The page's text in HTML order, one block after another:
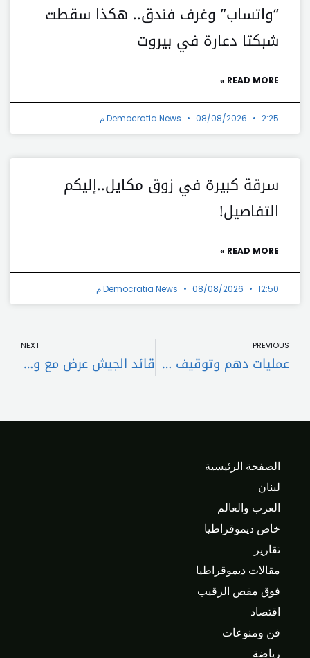
“واتساب” وغرف فندق.. هكذا سقطت
شبكتا دعارة في بيروت
READ MORE »
Democratia News 08/08/2026 2:25 م
سرقة كبيرة في زوق مكايل..إليكم
التفاصيل!
READ MORE »
Democratia News 08/08/2026 12:50 م
PREVIOUS
عمليات دهم وتوقيف 11 مطلوباً
NEXT
قائد الجيش عرض مع وزيرة الخارجية الألمانية للتطوّرات
الصفحة الرئيسية
لبنان
العرب والعالم
خاص ديموقراطيا
تقارير
مقالات ديموقراطيا
فوق مقص الرقيب
اقتصاد
فن ومنوعات
رياضة